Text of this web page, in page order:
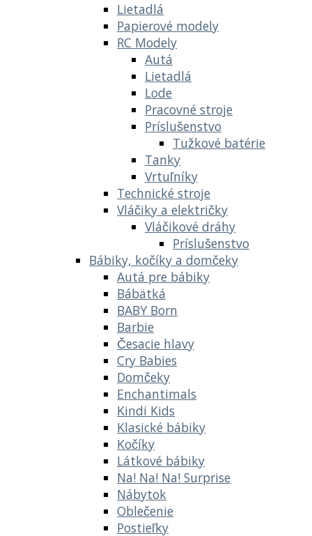
Lietadlá
Papierové modely
RC Modely
Autá
Lietadlá
Lode
Pracovné stroje
Príslušenstvo
Tužkové batérie
Tanky
Vrtuľníky
Technické stroje
Vláčiky a električky
Vláčikové dráhy
Príslušenstvo
Bábiky, kočíky a domčeky
Autá pre bábiky
Bábätká
BABY Born
Barbie
Česacie hlavy
Cry Babies
Domčeky
Enchantimals
Kindi Kids
Klasické bábiky
Kočíky
Látkové bábiky
Na! Na! Na! Surprise
Nábytok
Oblečenie
Postieľky